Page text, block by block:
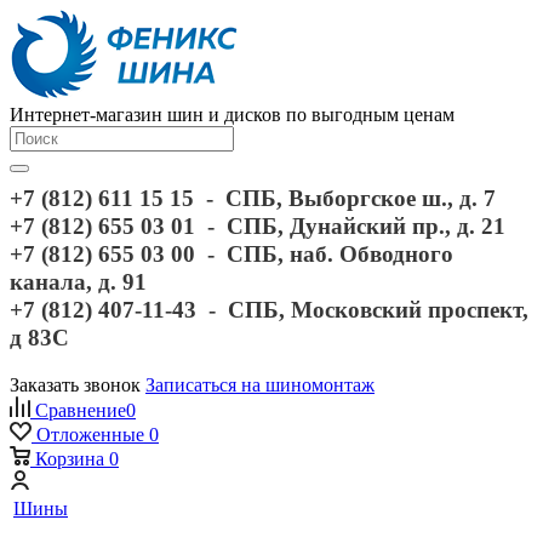
Интернет-магазин шин и дисков по выгодным ценам
+7 (812) 611 15 15 - СПБ, Выборгское ш., д. 7
+7 (812) 655 03 01 - СПБ, Дунайский пр., д. 21
+7 (812) 655 03 00 - СПБ, наб. Обводного
канала, д. 91
+7 (812) 407-11-43 - СПБ, Московский проспект,
д 83С
Заказать звонок Записаться на шиномонтаж
Сравнение0
Отложенные 0
Корзина 0
Шины